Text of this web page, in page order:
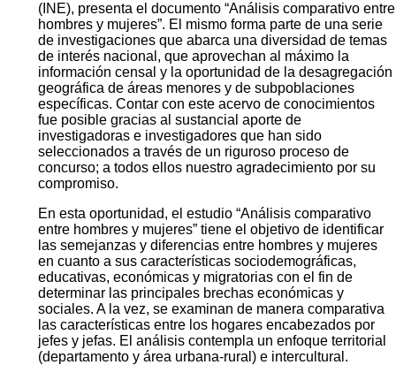
(INE), presenta el documento “Análisis comparativo entre
hombres y mujeres”. El mismo forma parte de una serie
de investigaciones que abarca una diversidad de temas
de interés nacional, que aprovechan al máximo la
información censal y la oportunidad de la desagregación
geográfica de áreas menores y de subpoblaciones
específicas. Contar con este acervo de conocimientos
fue posible gracias al sustancial aporte de
investigadoras e investigadores que han sido
seleccionados a través de un riguroso proceso de
concurso; a todos ellos nuestro agradecimiento por su
compromiso.
En esta oportunidad, el estudio “Análisis comparativo
entre hombres y mujeres” tiene el objetivo de identificar
las semejanzas y diferencias entre hombres y mujeres
en cuanto a sus características sociodemográficas,
educativas, económicas y migratorias con el fin de
determinar las principales brechas económicas y
sociales. A la vez, se examinan de manera comparativa
las características entre los hogares encabezados por
jefes y jefas. El análisis contempla un enfoque territorial
(departamento y área urbana-rural) e intercultural.